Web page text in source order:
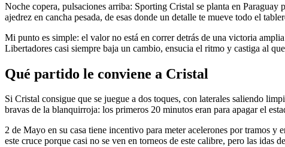
Noche copera, pulsaciones arriba: Sporting Cristal se planta en
ajedrez en cancha pesada, de esas donde un detalle te mueve todo el
Mi punto es simple: el valor no está en correr detrás de una victoria
Libertadores casi siempre baja un cambio, ensucia el ritmo y castiga al
Qué partido le conviene a Cristal
Si Cristal consigue que se juegue a dos toques, con laterales saliendo
bravas de la blanquirroja: los primeros 20 minutos eran para apagar el
2 de Mayo en su casa tiene incentivo para meter acelerones por tramos
este cruce porque casi no se ven en torneos de este calibre, pero las idas